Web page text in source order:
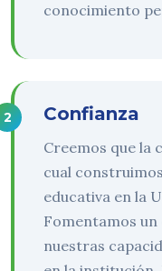
conocimiento
Confianza
Creemos que la
cual
educativa en la
Fomentamos
nuestras